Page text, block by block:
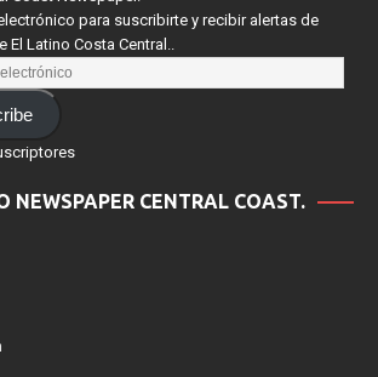
Coast Newspaper.
para suscribirte y recibir alertas de
El Latino Costa Central..